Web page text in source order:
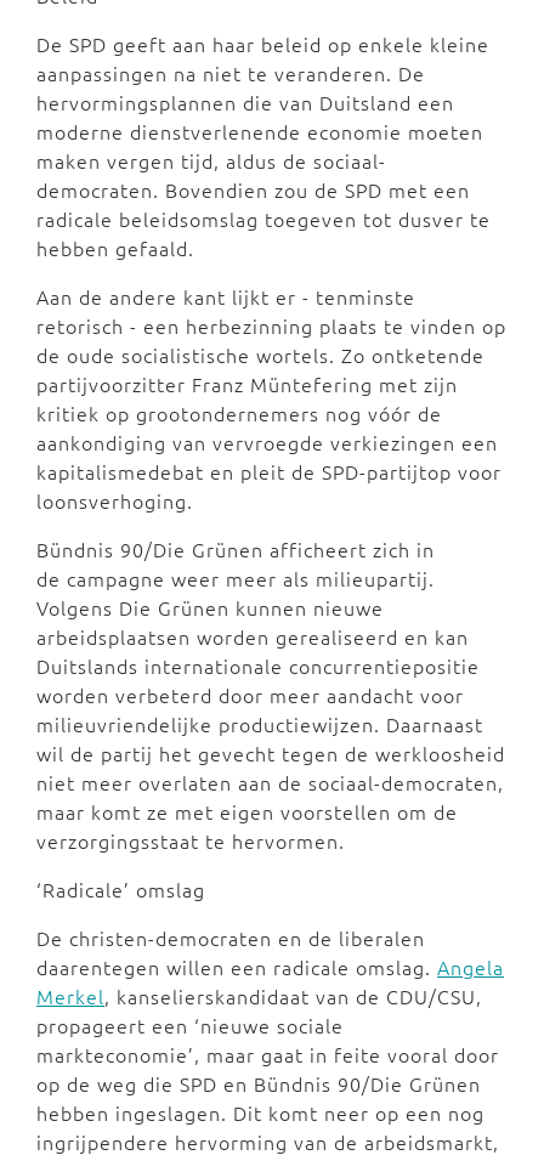
De SPD geeft aan haar beleid op enkele kleine
aanpassingen na niet te veranderen. De
hervormingsplannen die van Duitsland een
moderne dienstverlenende economie moeten
maken vergen tijd, aldus de sociaal-
democraten. Bovendien zou de SPD met een
radicale beleidsomslag toegeven tot dusver te
hebben gefaald.
Aan de andere kant lijkt er - tenminste
retorisch - een herbezinning plaats te vinden op
de oude socialistische wortels. Zo ontketende
partijvoorzitter Franz Müntefering met zijn
kritiek op grootondernemers nog vóór de
aankondiging van vervroegde verkiezingen een
kapitalismedebat en pleit de SPD-partijtop voor
loonsverhoging.
Bündnis 90/Die Grünen afficheert zich in
de campagne weer meer als milieupartij.
Volgens Die Grünen kunnen nieuwe
arbeidsplaatsen worden gerealiseerd en kan
Duitslands internationale concurrentiepositie
worden verbeterd door meer aandacht voor
milieuvriendelijke productiewijzen. Daarnaast
wil de partij het gevecht tegen de werkloosheid
niet meer overlaten aan de sociaal-democraten,
maar komt ze met eigen voorstellen om de
verzorgingsstaat te hervormen.
‘Radicale’ omslag
De christen-democraten en de liberalen
daarentegen willen een radicale omslag. Angela
Merkel, kanselierskandidaat van de CDU/CSU,
propageert een ‘nieuwe sociale
markteconomie’, maar gaat in feite vooral door
op de weg die SPD en Bündnis 90/Die Grünen
hebben ingeslagen. Dit komt neer op een nog
ingrijpendere hervorming van de arbeidsmarkt,